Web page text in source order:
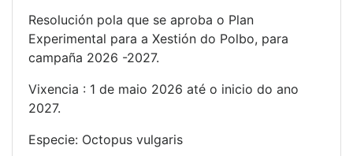
Resolución pola que se aproba o Plan
Experimental para a Xestión do Polbo, para
campaña 2026 -2027.
Vixencia : 1 de maio 2026 até o inicio do ano
2027.
Especie: Octopus vulgaris